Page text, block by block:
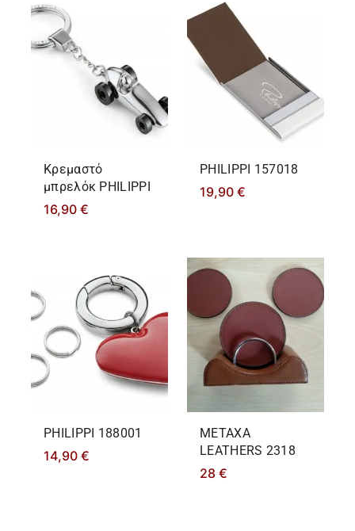
Κρεμαστό
μπρελόκ PHILIPPΙ
16,90 €
PHILIPPΙ 157018
19,90 €
PHILIPPΙ 188001
14,90 €
METAXA
LEATHERS 2318
28 €